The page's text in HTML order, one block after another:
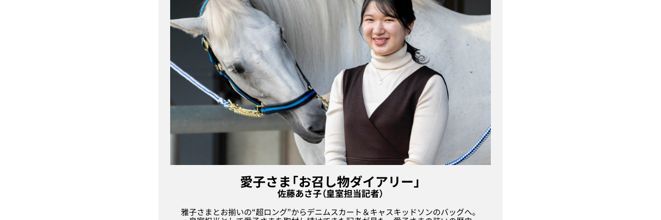
愛子さま「お召し物ダイアリー」
佐藤あさ子（皇室担当記者）
雅子さまとお揃いの“超ロング”からデニムスカート＆キャスキッドソンのバッグへ。